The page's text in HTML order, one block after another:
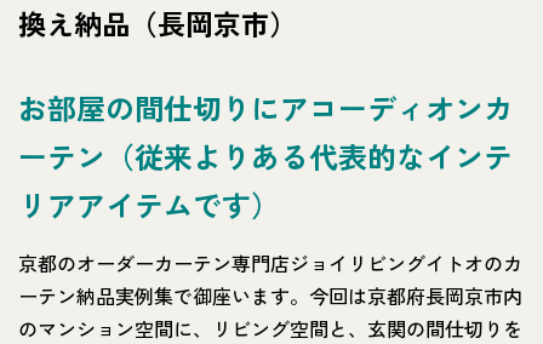
換え納品（長岡京市）
お部屋の間仕切りにアコーディオンカ
ーテン（従来よりある代表的なインテ
リアアイテムです）
京都のオーダーカーテン専門店ジョイリビングイトオのカ
ーテン納品実例集で御座います。今回は京都府長岡京市内
のマンション空間に、リビング空間と、玄関の間仕切りを